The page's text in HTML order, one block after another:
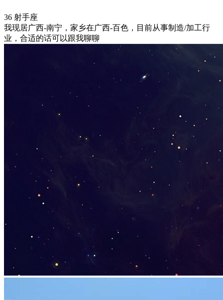
36 射手座
我现居广西-南宁，家乡在广西-百色，目前从事制造/加工行
业，合适的话可以跟我聊聊